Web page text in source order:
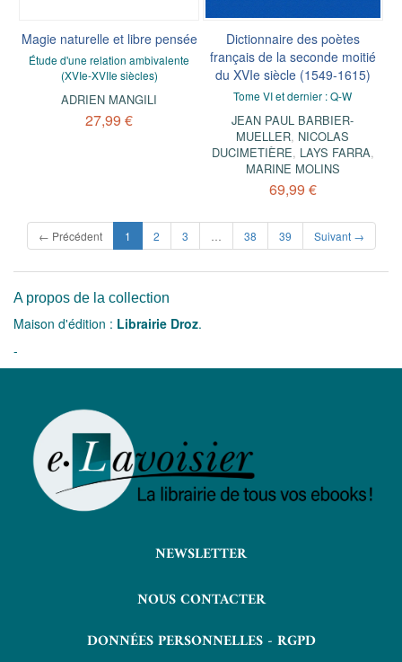
Magie naturelle et libre pensée
Étude d'une relation ambivalente
(XVIe-XVIIe siècles)
ADRIEN MANGILI
27,99 €
Dictionnaire des poètes
français de la seconde moitié
du XVIe siècle (1549-1615)
Tome VI et dernier : Q-W
JEAN PAUL BARBIER-
MUELLER, NICOLAS
DUCIMETIÈRE, LAYS FARRA,
MARINE MOLINS
69,99 €
← Précédent 1 (current)
2 3 38 39 Suivant →
A propos de la collection
Maison d'édition : Librairie Droz.
-
NEWSLETTER
NOUS CONTACTER
DONNÉES PERSONNELLES - RGPD